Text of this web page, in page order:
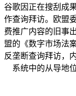
谷歌因正在搜刮成
作查询拜访。欧盟
费推广内容的旧事
盟的《数字市场法
反垄断查询拜访，
系统中的从导地